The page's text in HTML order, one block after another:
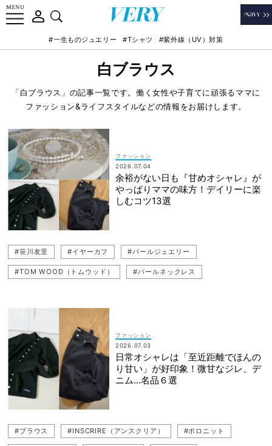
#一生ものジュエリー #Tシャツ #紫外線（UV）対策
白ブラウス
「白ブラウス」の記事一覧です。働く女性や子育てに頑張るママに
ファッション&ライフスタイルなどの情報をお届けします。
ファッション
2026.07.04
余裕がない日も『甘めオシャレ』が
やっぱりママの味方！デイリーに楽
しむコツ13選
#笹川友里 #イヤーカフ #パールジュエリー
#TOM WOOD（トムウッド） #パールネックレス
#リング #重ねづけジュエリー
#Ballsey（ボールジィ） #ポロニット
#白ブラウス #ブラウス #INSCRIRE（アンスクリア）
#HIROTAKA（ヒロタカ） #ジャケット #SEA（シー）
#ジレ（ベスト）
ファッション
2026.07.03
日常オシャレは「至近距離でほんの
り甘い」が好印象！微甘なジレ、デ
ニム…名品６選
#ブラウス #INSCRIRE（アンスクリア） #ポロニット